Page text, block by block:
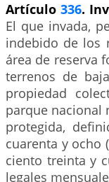
Artículo 336.
El que invada,
indebido de los
área de reserva
terrenos de
propiedad
parque nacional
protegida,
cuarenta y ocho
ciento treinta y
legales